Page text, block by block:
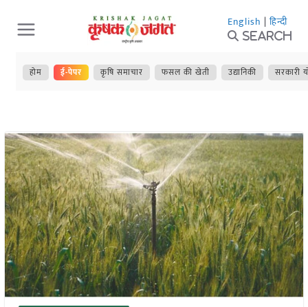
Skip
to
content
English | हिन्दी
Search
होम ई-पेपर कृषि समाचार फसल की खेती उद्यानिकी सरकारी